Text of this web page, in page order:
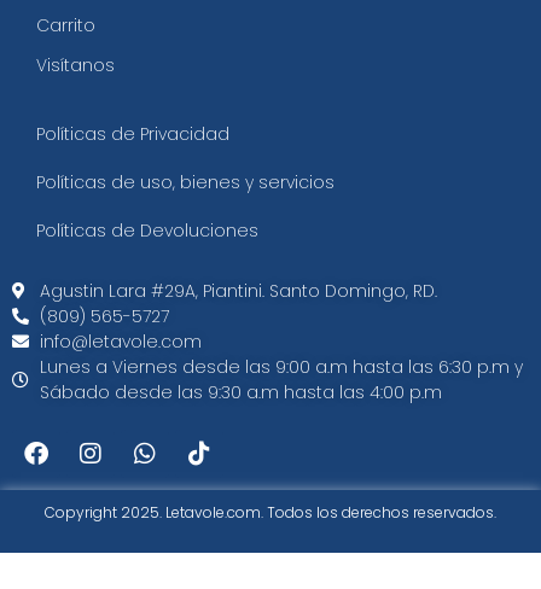
Carrito
Visítanos
Políticas de Privacidad
Políticas de uso, bienes y servicios
Políticas de Devoluciones
Agustin Lara #29A, Piantini. Santo Domingo, RD.​
(809) 565-5727
info@letavole.com
Lunes a Viernes desde las 9:00 a.m hasta las 6:30 p.m y
Sábado desde las 9:30 a.m hasta las 4:00 p.m
Copyright 2025. Letavole.com. Todos los derechos reservados.